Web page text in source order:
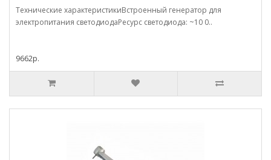
Технические характеристикиВстроенный генератор для
электропитания светодиодаРесурс светодиода: ~10 0..
9662р.